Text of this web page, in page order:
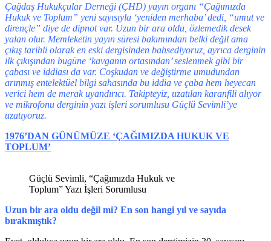
Çağdaş Hukukçular Derneği (ÇHD) yayın organı “Çağımızda
Hukuk ve Toplum” yeni sayısıyla ‘yeniden merhaba’ dedi, “umut ve
dirençle” diye de dipnot var. Uzun bir ara oldu, özlemedik desek
yalan olur. Memleketin yayın süresi bakımından belki değil ama
çıkış tarihli olarak en eski dergisinden bahsediyoruz, ayrıca derginin
ilk çıkışından bugüne ‘kavganın ortasından’ seslenmek gibi bir
çabası ve iddiası da var. Coşkudan ve değiştirme umudundan
arınmış entelektüel bilgi sahasında bu iddia ve çaba hem heyecan
verici hem de merak uyandırıcı. Takipteyiz, uzatılan karanfili alıyor
ve mikrofonu derginin yazı işleri sorumlusu Güçlü Sevimli’ye
uzatıyoruz.
1976’DAN GÜNÜMÜZE ‘ÇAĞIMIZDA HUKUK VE
TOPLUM’
Güçlü Sevimli, “Çağımızda Hukuk ve
Toplum” Yazı İşleri Sorumlusu
Uzun bir ara oldu değil mi? En son hangi yıl ve sayıda
bırakmıştık?